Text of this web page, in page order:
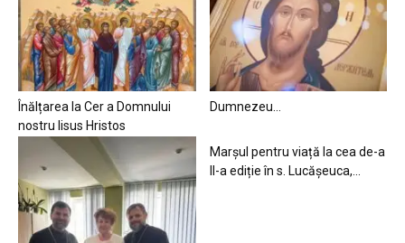
Înălțarea la Cer a Domnului
nostru Iisus Hristos
Dumnezeu…
Marșul pentru viață la cea de-a
II-a ediție în s. Lucășeuca,...